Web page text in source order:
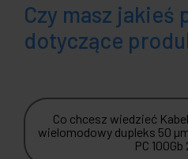
Czy masz jakieś
dotyczące
Co chcesz wiedzieć
wielomodowy dupleks 50
PC 100Gb